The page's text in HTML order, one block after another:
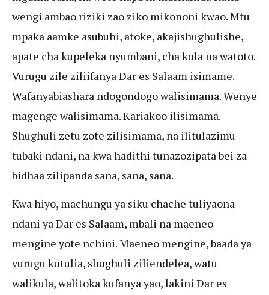
wengi ambao riziki zao ziko mikononi kwao. Mtu
mpaka aamke asubuhi, atoke, akajishughulishe,
apate cha kupeleka nyumbani, cha kula na watoto.
Vurugu zile ziliifanya Dar es Salaam isimame.
Wafanyabiashara ndogondogo walisimama. Wenye
magenge walisimama. Kariakoo ilisimama.
Shughuli zetu zote zilisimama, na ilitulazimu
tubaki ndani, na kwa hadithi tunazozipata bei za
bidhaa zilipanda sana, sana, sana.
Kwa hiyo, machungu ya siku chache tuliyaona
ndani ya Dar es Salaam, mbali na maeneo
mengine yote nchini. Maeneo mengine, baada ya
vurugu kutulia, shughuli ziliendelea, watu
walikula, walitoka kufanya yao, lakini Dar es